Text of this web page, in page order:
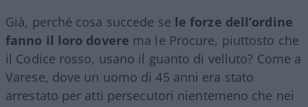
Già, perché cosa succede se le forze dell’ordine
fanno il loro dovere ma le Procure, piuttosto che
il Codice rosso, usano il guanto di velluto? Come a
Varese, dove un uomo di 45 anni era stato
arrestato per atti persecutori nientemeno che nei